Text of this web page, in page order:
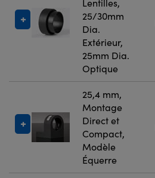
25/30mm
Dia.
Extérieur,
25mm Dia.
Optique
25,4 mm,
Montage
Direct et
Compact,
Modèle
Équerre